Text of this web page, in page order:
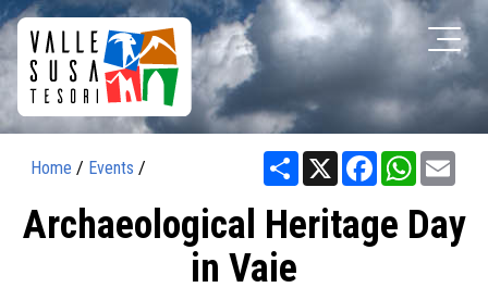
Home / Events / Share X Facebook
Archaeological Heritage Day
in Vaie